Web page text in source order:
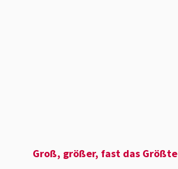
Groß, größer, fast das Größte